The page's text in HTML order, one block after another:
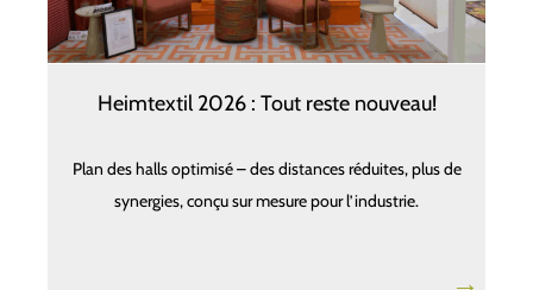
Heimtextil 2026 : Tout reste nouveau!
Plan des halls optimisé – des distances réduites, plus de
synergies, conçu sur mesure pour l’industrie.
→